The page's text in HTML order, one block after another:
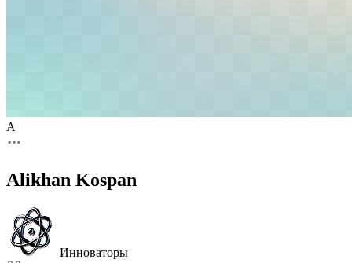
A
Alikhan Kospan
Инноваторы